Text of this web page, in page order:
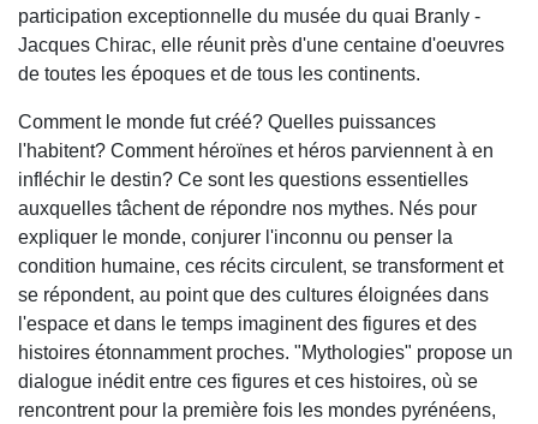
participation exceptionnelle du musée du quai Branly -
Jacques Chirac, elle réunit près d'une centaine d'oeuvres
de toutes les époques et de tous les continents.
Comment le monde fut créé? Quelles puissances
l'habitent? Comment héroïnes et héros parviennent à en
infléchir le destin? Ce sont les questions essentielles
auxquelles tâchent de répondre nos mythes. Nés pour
expliquer le monde, conjurer l'inconnu ou penser la
condition humaine, ces récits circulent, se transforment et
se répondent, au point que des cultures éloignées dans
l'espace et dans le temps imaginent des figures et des
histoires étonnamment proches. "Mythologies" propose un
dialogue inédit entre ces figures et ces histoires, où se
rencontrent pour la première fois les mondes pyrénéens,